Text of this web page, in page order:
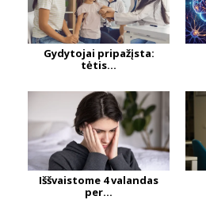
Gydytojai pripažįsta:
tėtis...
Iššvaistome 4 valandas
per...